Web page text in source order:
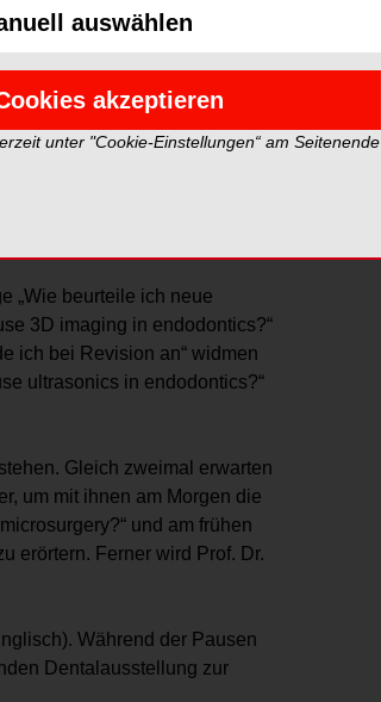
Programm
Lauper, Präsident der SSE,
in die neuesten Erkenntnisse
des wurzelbehandelten
„Wie beurteile ich neue
3D imaging in endodontics?“
ich bei Revision an“ widmen
ultrasonics in endodontics?“
Gleich zweimal erwarten
um mit ihnen am Morgen die
und am frühen
erörtern. Ferner wird Prof. Dr.
Während der Pausen
Dentalausstellung zur
auswählen
akzeptieren
unter "Cookie-Einstellungen“ am Seitenende